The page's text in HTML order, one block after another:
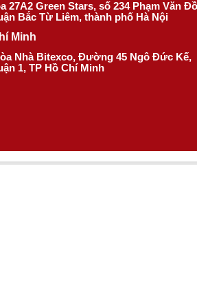
27A2 Green Stars, số 234 Phạm Văn
Bắc Từ Liêm, thành phố Hà Nội
Minh
Nhà Bitexco, Đường 45 Ngô Đức Kế,
1, TP Hồ Chí Minh